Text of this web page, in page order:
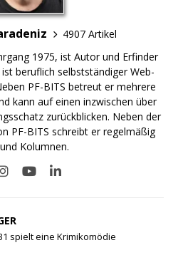
4907 Artikel
1975, ist Autor und Erfinder
beruflich selbstständiger Web-
PF-BITS betreut er mehrere
kann auf einen inzwischen über
zurückblicken. Neben der
PF-BITS schreibt er regelmäßig
Kolumnen.
spielt eine Krimikomödie